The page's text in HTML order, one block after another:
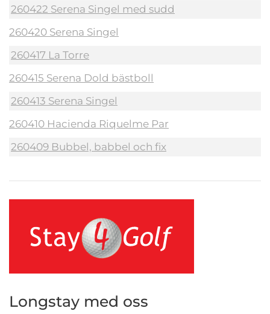
260422 Serena Singel med sudd
260420 Serena Singel
260417 La Torre
260415 Serena Dold bästboll
260413 Serena Singel
260410 Hacienda Riquelme Par
260409 Bubbel, babbel och fix
Longstay med oss